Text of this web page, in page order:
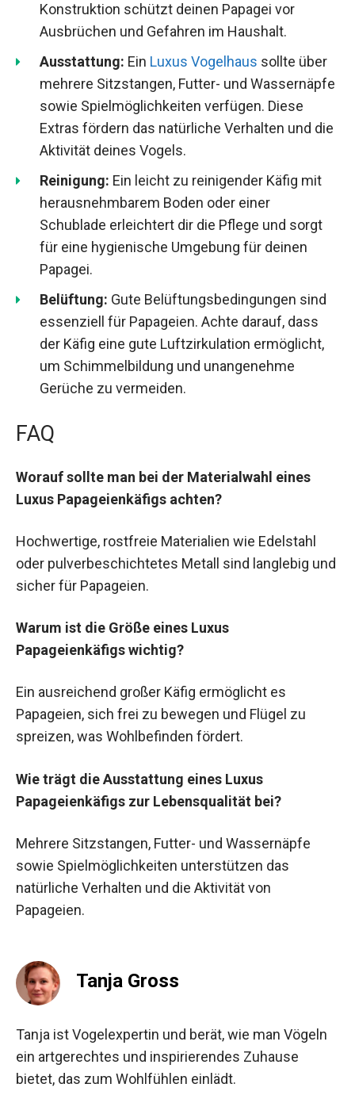
Konstruktion schützt deinen Papagei vor
Ausbrüchen und Gefahren im Haushalt.
Ausstattung: Ein Luxus Vogelhaus sollte über
mehrere Sitzstangen, Futter- und Wassernäpfe
sowie Spielmöglichkeiten verfügen. Diese
Extras fördern das natürliche Verhalten und die
Aktivität deines Vogels.
Reinigung: Ein leicht zu reinigender Käfig mit
herausnehmbarem Boden oder einer
Schublade erleichtert dir die Pflege und sorgt
für eine hygienische Umgebung für deinen
Papagei.
Belüftung: Gute Belüftungsbedingungen sind
essenziell für Papageien. Achte darauf, dass
der Käfig eine gute Luftzirkulation ermöglicht,
um Schimmelbildung und unangenehme
Gerüche zu vermeiden.
FAQ
Worauf sollte man bei der Materialwahl eines
Luxus Papageienkäfigs achten?
Hochwertige, rostfreie Materialien wie Edelstahl
oder pulverbeschichtetes Metall sind langlebig und
sicher für Papageien.
Warum ist die Größe eines Luxus
Papageienkäfigs wichtig?
Ein ausreichend großer Käfig ermöglicht es
Papageien, sich frei zu bewegen und Flügel zu
spreizen, was Wohlbefinden fördert.
Wie trägt die Ausstattung eines Luxus
Papageienkäfigs zur Lebensqualität bei?
Mehrere Sitzstangen, Futter- und Wassernäpfe
sowie Spielmöglichkeiten unterstützen das
natürliche Verhalten und die Aktivität von
Papageien.
Tanja Gross
Tanja ist Vogelexpertin und berät, wie man Vögeln
ein artgerechtes und inspirierendes Zuhause
bietet, das zum Wohlfühlen einlädt.